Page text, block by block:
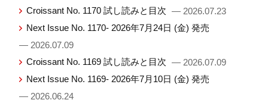
Croissant No. 1170 試し読みと目次 — 2026.07.23
Next Issue No. 1170- 2026年7月24日 (金) 発売
— 2026.07.09
Croissant No. 1169 試し読みと目次 — 2026.07.09
Next Issue No. 1169- 2026年7月10日 (金) 発売
— 2026.06.24